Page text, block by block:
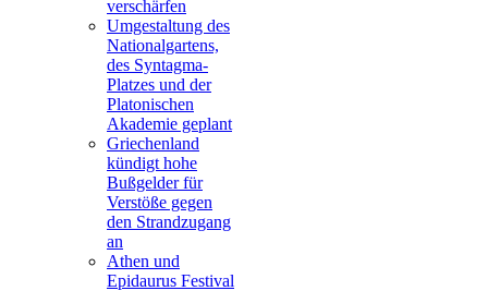
verschärfen
Umgestaltung des
Nationalgartens,
des Syntagma-
Platzes und der
Platonischen
Akademie geplant
Griechenland
kündigt hohe
Bußgelder für
Verstöße gegen
den Strandzugang
an
Athen und
Epidaurus Festival